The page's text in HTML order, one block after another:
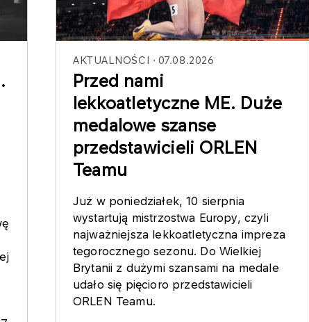
AKTUALNOŚCI 07.08.2026
Przed nami
lekkoatletyczne ME. Duże
medalowe szanse
przedstawicieli ORLEN
Teamu
Już w poniedziałek, 10 sierpnia
wystartują mistrzostwa Europy, czyli
najważniejsza lekkoatletyczna impreza
tegorocznego sezonu. Do Wielkiej
Brytanii z dużymi szansami na medale
udało się pięcioro przedstawicieli
ORLEN Teamu.